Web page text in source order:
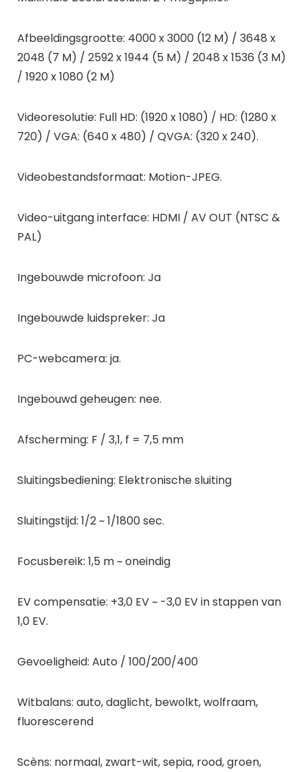
Afbeeldingsgrootte: 4000 x 3000 (12 M) / 3648 x
2048 (7 M) / 2592 x 1944 (5 M) / 2048 x 1536 (3 M)
/ 1920 x 1080 (2 M)
Videoresolutie: Full HD: (1920 x 1080) / HD: (1280 x
720) / VGA: (640 x 480) / QVGA: (320 x 240).
Videobestandsformaat: Motion-JPEG.
Video-uitgang interface: HDMI / AV OUT (NTSC &
PAL)
Ingebouwde microfoon: Ja
Ingebouwde luidspreker: Ja
PC-webcamera: ja.
Ingebouwd geheugen: nee.
Afscherming: F / 3,1, f = 7,5 mm
Sluitingsbediening: Elektronische sluiting
Sluitingstijd: 1/2 ~ 1/1800 sec.
Focusbereik: 1,5 m ~ oneindig
EV compensatie: +3,0 EV ~ -3,0 EV in stappen van
1,0 EV.
Gevoeligheid: Auto / 100/200/400
Witbalans: auto, daglicht, bewolkt, wolfraam,
fluorescerend
Scèns: normaal, zwart-wit, sepia, rood, groen,